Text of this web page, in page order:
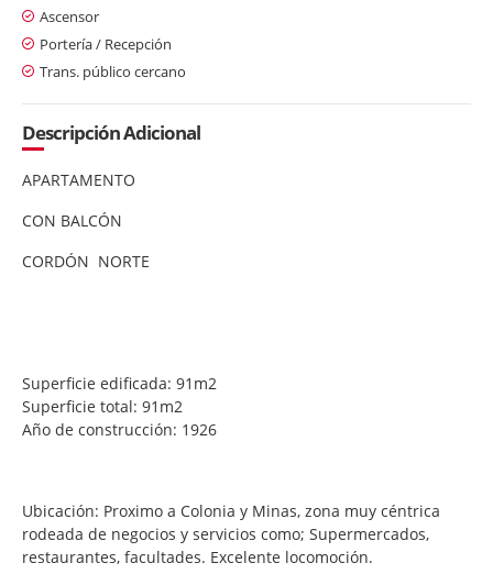
Ascensor
Portería / Recepción
Trans. público cercano
Descripción Adicional
APARTAMENTO
CON BALCÓN
CORDÓN NORTE
Superficie edificada: 91m2
Superficie total: 91m2
Año de construcción: 1926
Ubicación: Proximo a Colonia y Minas, zona muy céntrica
rodeada de negocios y servicios como; Supermercados,
restaurantes, facultades. Excelente locomoción.